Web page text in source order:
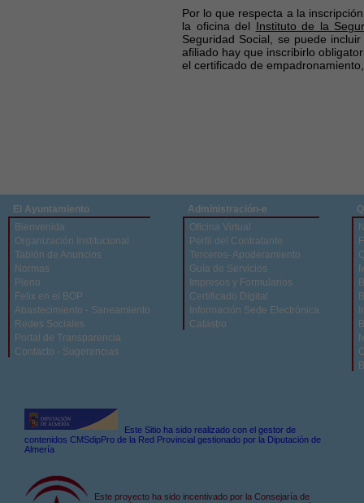
Por lo que respecta a la
la oficina del Instituto de la
Seguridad Social, se puede
afiliado hay que inscribirlo
el certificado de
El Ayuntamiento
Bienvenida
Organización Institucional
Tablón de Anuncios
Normas
Pleno
Felix en el BOP
Abastecimiento - Saneamiento
Redes Sociales
Portal de Transparencia
Contacto - Sugerencias
Administración-e
Oficina Virtual
Perfil del Contratante
Terceros- Apoderamiento
Guía de Servicios
Impresos y Formularios
Certificado Digital
Información Sede Electrónica
Catastro
Este Sitio ha sido realizado con el gestor de
contenidos CMSdipPro de la Red Provincial gestionado por la Diputación de
Almería
Este proyecto ha sido incentivado por la Consejaría de